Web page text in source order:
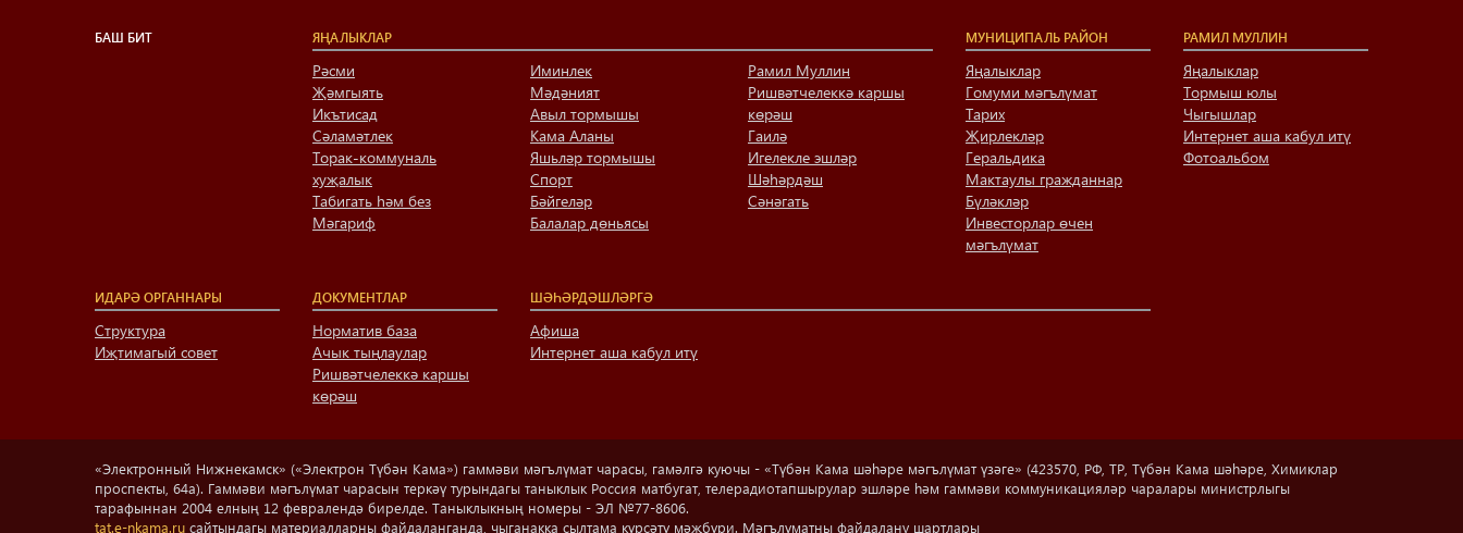
БАШ БИТ ЯҢАЛЫКЛАР
Рәсми
Җәмгыять
Икътисад
Сәламәтлек
Торак-коммуналь
хуҗалык
Табигать һәм без
Мәгариф
Иминлек
Мәдәният
Авыл тормышы
Кама Аланы
Яшьләр тормышы
Спорт
Бәйгеләр
Балалар дөньясы
Рамил Муллин
Ришвәтчелеккә каршы
көрәш
Гаилә
Игелекле эшләр
Шәһәрдәш
Сәнәгать
МУНИЦИПАЛЬ РАЙОН
Яңалыклар
Гомуми мәгълүмат
Тарих
Җирлекләр
Геральдика
Мактаулы гражданнар
Бүләкләр
Инвесторлар өчен
мәгълүмат
РАМИЛ МУЛЛИН
Яңалыклар
Тормыш юлы
Чыгышлар
Интернет аша кабул итү
Фотоальбом
ИДАРӘ ОРГАННАРЫ
Структура
Иҗтимагый совет
ДОКУМЕНТЛАР
Норматив база
Ачык тыңлаулар
Ришвәтчелеккә каршы
көрәш
ШӘҺӘРДӘШЛӘРГӘ
Афиша
Интернет аша кабул итү
«Электронный Нижнекамск» («Электрон Түбән Кама») гаммәви мәгълүмат чарасы, гамәлгә куючы - «Түбән Кама шәһәре мәгълүмат үзәге» (423570, РФ, ТР, Түбән Кама шәһәре, Химиклар
проспекты, 64а). Гаммәви мәгълүмат чарасын теркәү турындагы таныклык Россия матбугат, телерадиотапшырулар эшләре һәм гаммәви коммуникацияләр чаралары министрлыгы
тарафыннан 2004 елның 12 февралендә бирелде. Таныклыкның номеры - ЭЛ №77-8606.
tat.e-nkama.ru сайтындагы материалларны файдаланганда, чыганакка сылтама күрсәтү мәҗбүри. Мәгълүматны файдалану шартлары